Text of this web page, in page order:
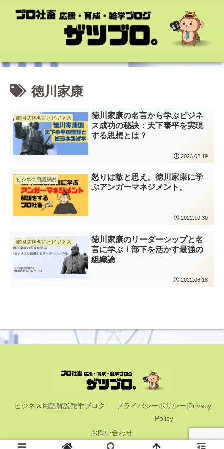
徳川家康
戦国武将名言とビジネス
徳川家康の名言から学ぶビジネ
ス成功の秘訣：天下泰平を実現
する思想とは？
2023.02.19
ビジネス用語解説
怒りは敵と思え。徳川家康に学
ぶアンガーマネジメント。
2022.10.30
戦国武将名言とビジネス
徳川家康のリーダーシップと名
言に学ぶ！部下を活かす最強の
組織論
2022.06.18
ビジネス用語解説雑学ブログ
プライバシーポリシー|Privacy
Policy
お問い合わせ